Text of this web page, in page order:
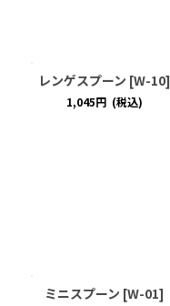
レンゲスプーン [W-10]
1,045円 (税込)
ミニスプーン [W-01]